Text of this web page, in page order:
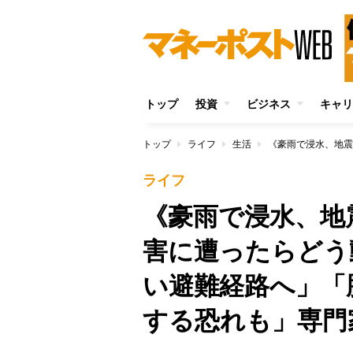
トップ 投資 ビジネス キャ
トップ ライフ 生活
ライフ
《豪雨で浸水、
害に遭ったらど
い避難経路へ」
する恐れも」専